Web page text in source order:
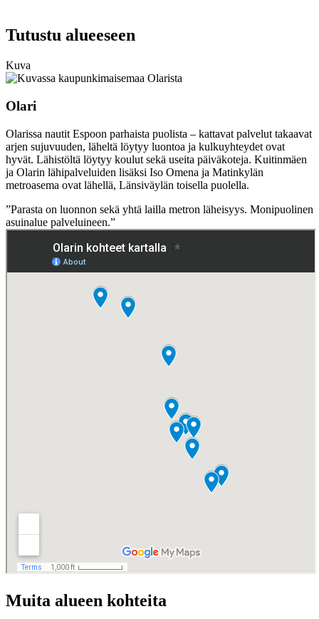
Tutustu alueeseen
Kuva
Olari
Olarissa nautit Espoon parhaista puolista – kattavat palvelut takaavat
arjen sujuvuuden, läheltä löytyy luontoa ja kulkuyhteydet ovat
hyvät. Lähistöltä löytyy koulut sekä useita päiväkoteja. Kuitinmäen
ja Olarin lähipalveluiden lisäksi Iso Omena ja Matinkylän
metroasema ovat lähellä, Länsiväylän toisella puolella.
”Parasta on luonnon sekä yhtä lailla metron läheisyys. Monipuolinen
asuinalue palveluineen.”
Muita alueen kohteita